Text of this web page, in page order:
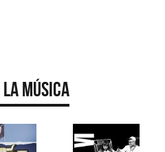
Música